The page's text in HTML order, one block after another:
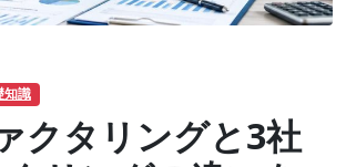
知識
クタリングと3社